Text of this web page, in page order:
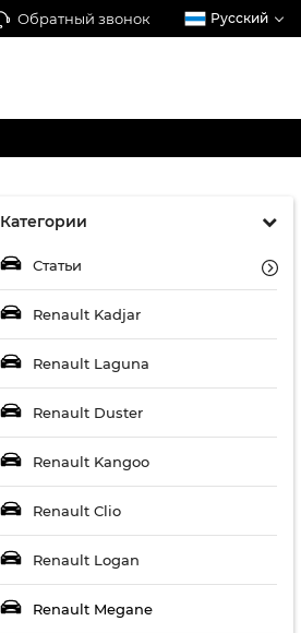
Обратный звонок Русский
Категории
Статьи
Renault Kadjar
Renault Laguna
Renault Duster
Renault Kangoo
Renault Clio
Renault Logan
Renault Megane